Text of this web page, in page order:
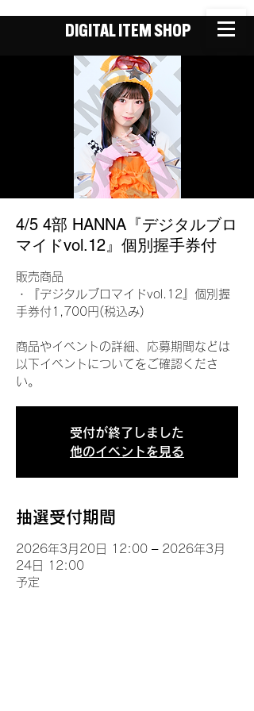
DIGITAL ITEM SHOP
4/5 4部 HANNA『デジタルブロ
マイドvol.12』個別握手券付
販売商品
・『デジタルブロマイドvol.12』個別握
手券付1,700円(税込み)
商品やイベントの詳細、応募期間などは
以下イベントについてをご確認くださ
い。
受付が終了しました
他のイベントを見る
抽選受付期間
2026年3月20日 12:00 – 2026年3月
24日 12:00
予定